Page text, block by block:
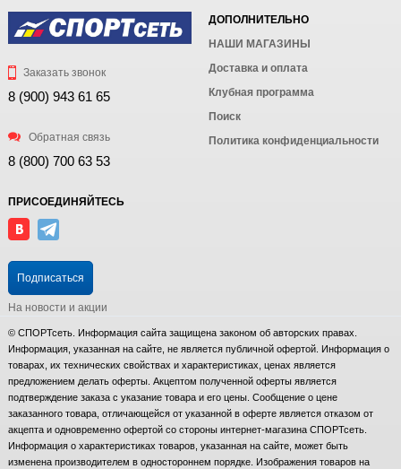
Заказать звонок
8 (900) 943 61 65
Обратная связь
8 (800) 700 63 53
ДОПОЛНИТЕЛЬНО
НАШИ МАГАЗИНЫ
Доставка и оплата
Клубная программа
Поиск
Политика конфиденциальности
ПРИСОЕДИНЯЙТЕСЬ
Подписаться
На новости и акции
© СПОРТсеть. Информация сайта защищена законом об авторских правах.
Информация, указанная на сайте, не является публичной офертой. Информация о
товарах, их технических свойствах и характеристиках, ценах является
предложением делать оферты. Акцептом полученной оферты является
подтверждение заказа с указание товара и его цены. Сообщение о цене
заказанного товара, отличающейся от указанной в оферте является отказом от
акцепта и одновременно офертой со стороны интернет-магазина СПОРТсеть.
Информация о характеристиках товаров, указанная на сайте, может быть
изменена производителем в одностороннем порядке. Изображения товаров на